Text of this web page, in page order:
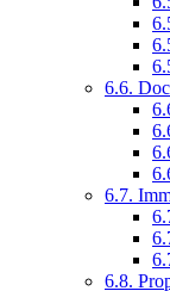
6.6.
6.7.
6.8.